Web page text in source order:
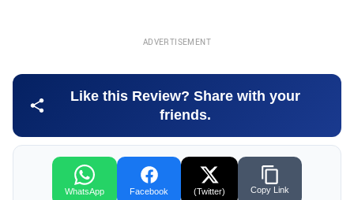
ADVERTISEMENT
Like this Review? Share with your
friends.
WhatsApp Facebook (Twitter) Copy Link